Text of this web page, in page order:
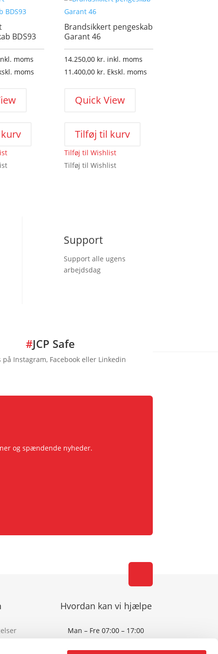
BDS93
moms
moms
Brandsikkert pengeskab
Garant 46
14.250,00 kr. inkl. moms
11.400,00 kr. Ekskl. moms
Quick View
Tilføj til kurv
Tilføj til Wishlist
Tilføj til Wishlist
Support
Support alle ugens
arbejdsdag
#JCP Safe
på Instagram, Facebook eller Linkedin
og spændende nyheder.
Hvordan kan vi hjælpe
Man – Fre 07:00 – 17:00
Address: